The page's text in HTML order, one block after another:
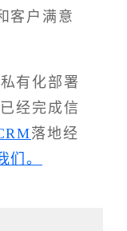
客户满意
有化部署
经完成信
落地经
们。